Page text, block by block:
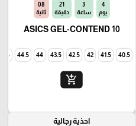
4
يوم
3
ساعة
21
دقيقة
06
ثانية
ASICS GEL-CONTEND 10
40.5
41.5
42
42.5
43.5
44
44.5
45
add_shopping_cart
احذية رجالية